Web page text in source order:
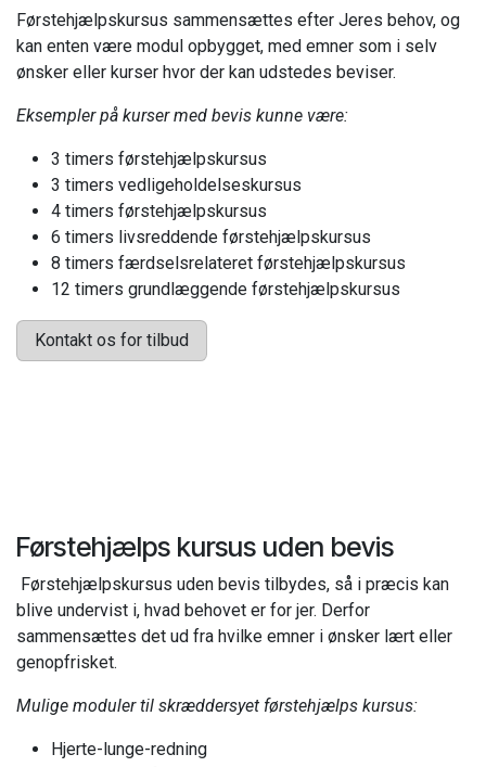
Førstehjælpskursus sammensættes efter Jeres behov, og
kan enten være modul opbygget, med emner som i selv
ønsker eller kurser hvor der kan udstedes beviser.
Eksempler på kurser med bevis kunne være:
3 timers førstehjælpskursus
3 timers vedligeholdelseskursus
4 timers førstehjælpskursus
6 timers livsreddende førstehjælpskursus
8 timers færdselsrelateret førstehjælpskursus
12 timers grundlæggende førstehjælpskursus
Kontakt os for tilbud
Førstehjælps kursus uden bevis
Førstehjælpskursus uden bevis tilbydes, så i præcis kan
blive undervist i, hvad behovet er for jer. Derfor
sammensættes det ud fra hvilke emner i ønsker lært eller
genopfrisket.
Mulige moduler til skræddersyet førstehjælps kursus:
Hjerte-lunge-redning